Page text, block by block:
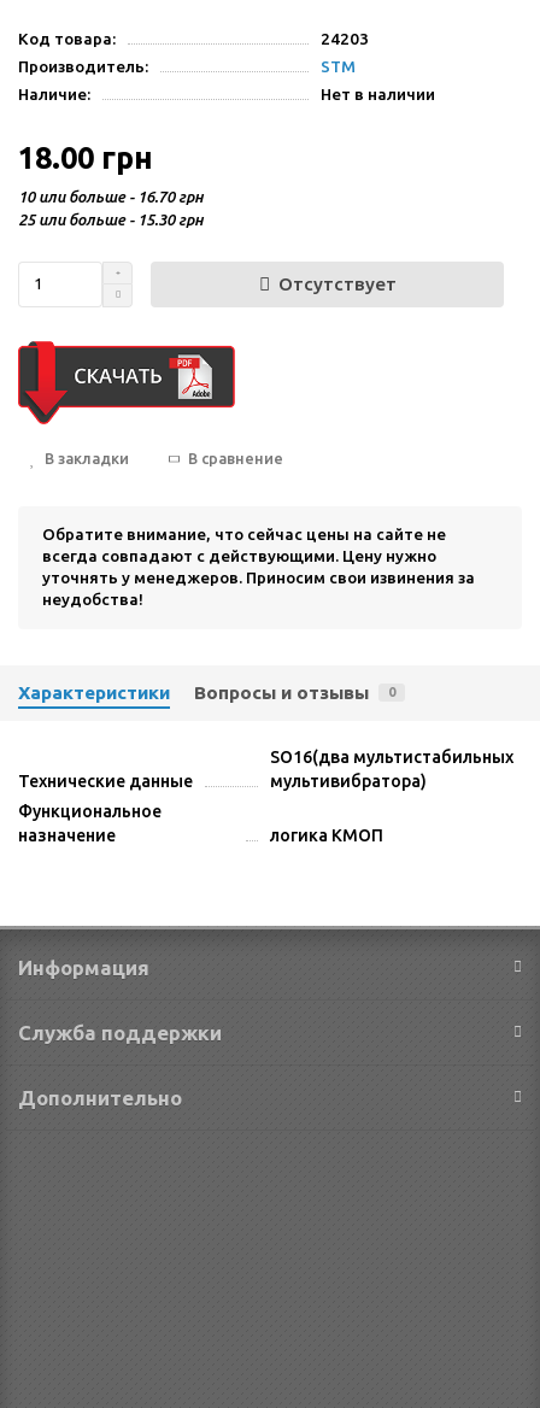
Код товара:
24203
Производитель:
STM
Наличие:
Нет в наличии
18.00 грн
10 или больше - 16.70 грн
25 или больше - 15.30 грн
Отсутствует
В закладки В сравнение
Обратите внимание, что сейчас цены на сайте не
всегда совпадают с действующими. Цену нужно
уточнять у менеджеров. Приносим свои извинения за
неудобства!
Характеристики Вопросы и отзывы 0
Технические данные
SO16(два мультистабильных
мультивибратора)
Функциональное
назначение
логика КМОП
Информация
Служба поддержки
Дополнительно